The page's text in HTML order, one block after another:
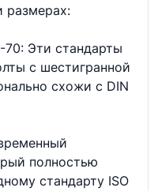
размерах:
Эти стандарты
с шестигранной
схожи с DIN
полностью
стандарту ISO